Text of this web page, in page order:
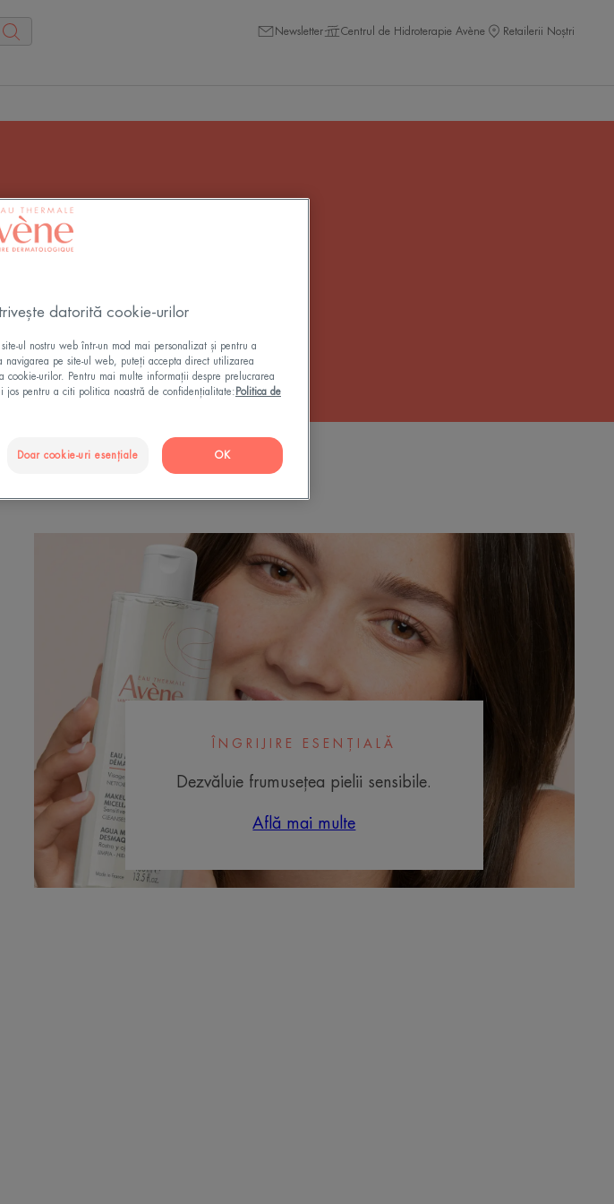
Newsletter Centrul de Hidroterapie Avène Retailerii Noștri
pentru ochi
de curățare
ÎNGRIJIRE ESENȚIALĂ
Dezvăluie frumusețea pielii sensibile.
Află mai multe
datorită cookie-urilor
ul nostru web într-un mod mai personalizat și pentru a
pe site-ul web, puteți accepta direct utilizarea
urilor. Pentru mai multe informații despre prelucrarea
pentru a citi politica noastră de confidențialitate: Politica de
Doar cookie-uri esențiale OK